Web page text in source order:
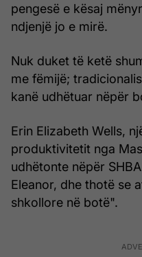
pengesë e kësaj
ndjenjë jo e mirë.
Nuk duket të ketë
me fëmijë;
kanë udhëtuar nëpër
Erin Elizabeth Wells,
produktivitetit nga
udhëtonte nëpër
Eleanor, dhe thotë se
shkollore në botë".